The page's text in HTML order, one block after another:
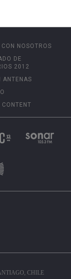
NOSOTROS
DE
2012
ANTENAS
CONTENT
CHILE